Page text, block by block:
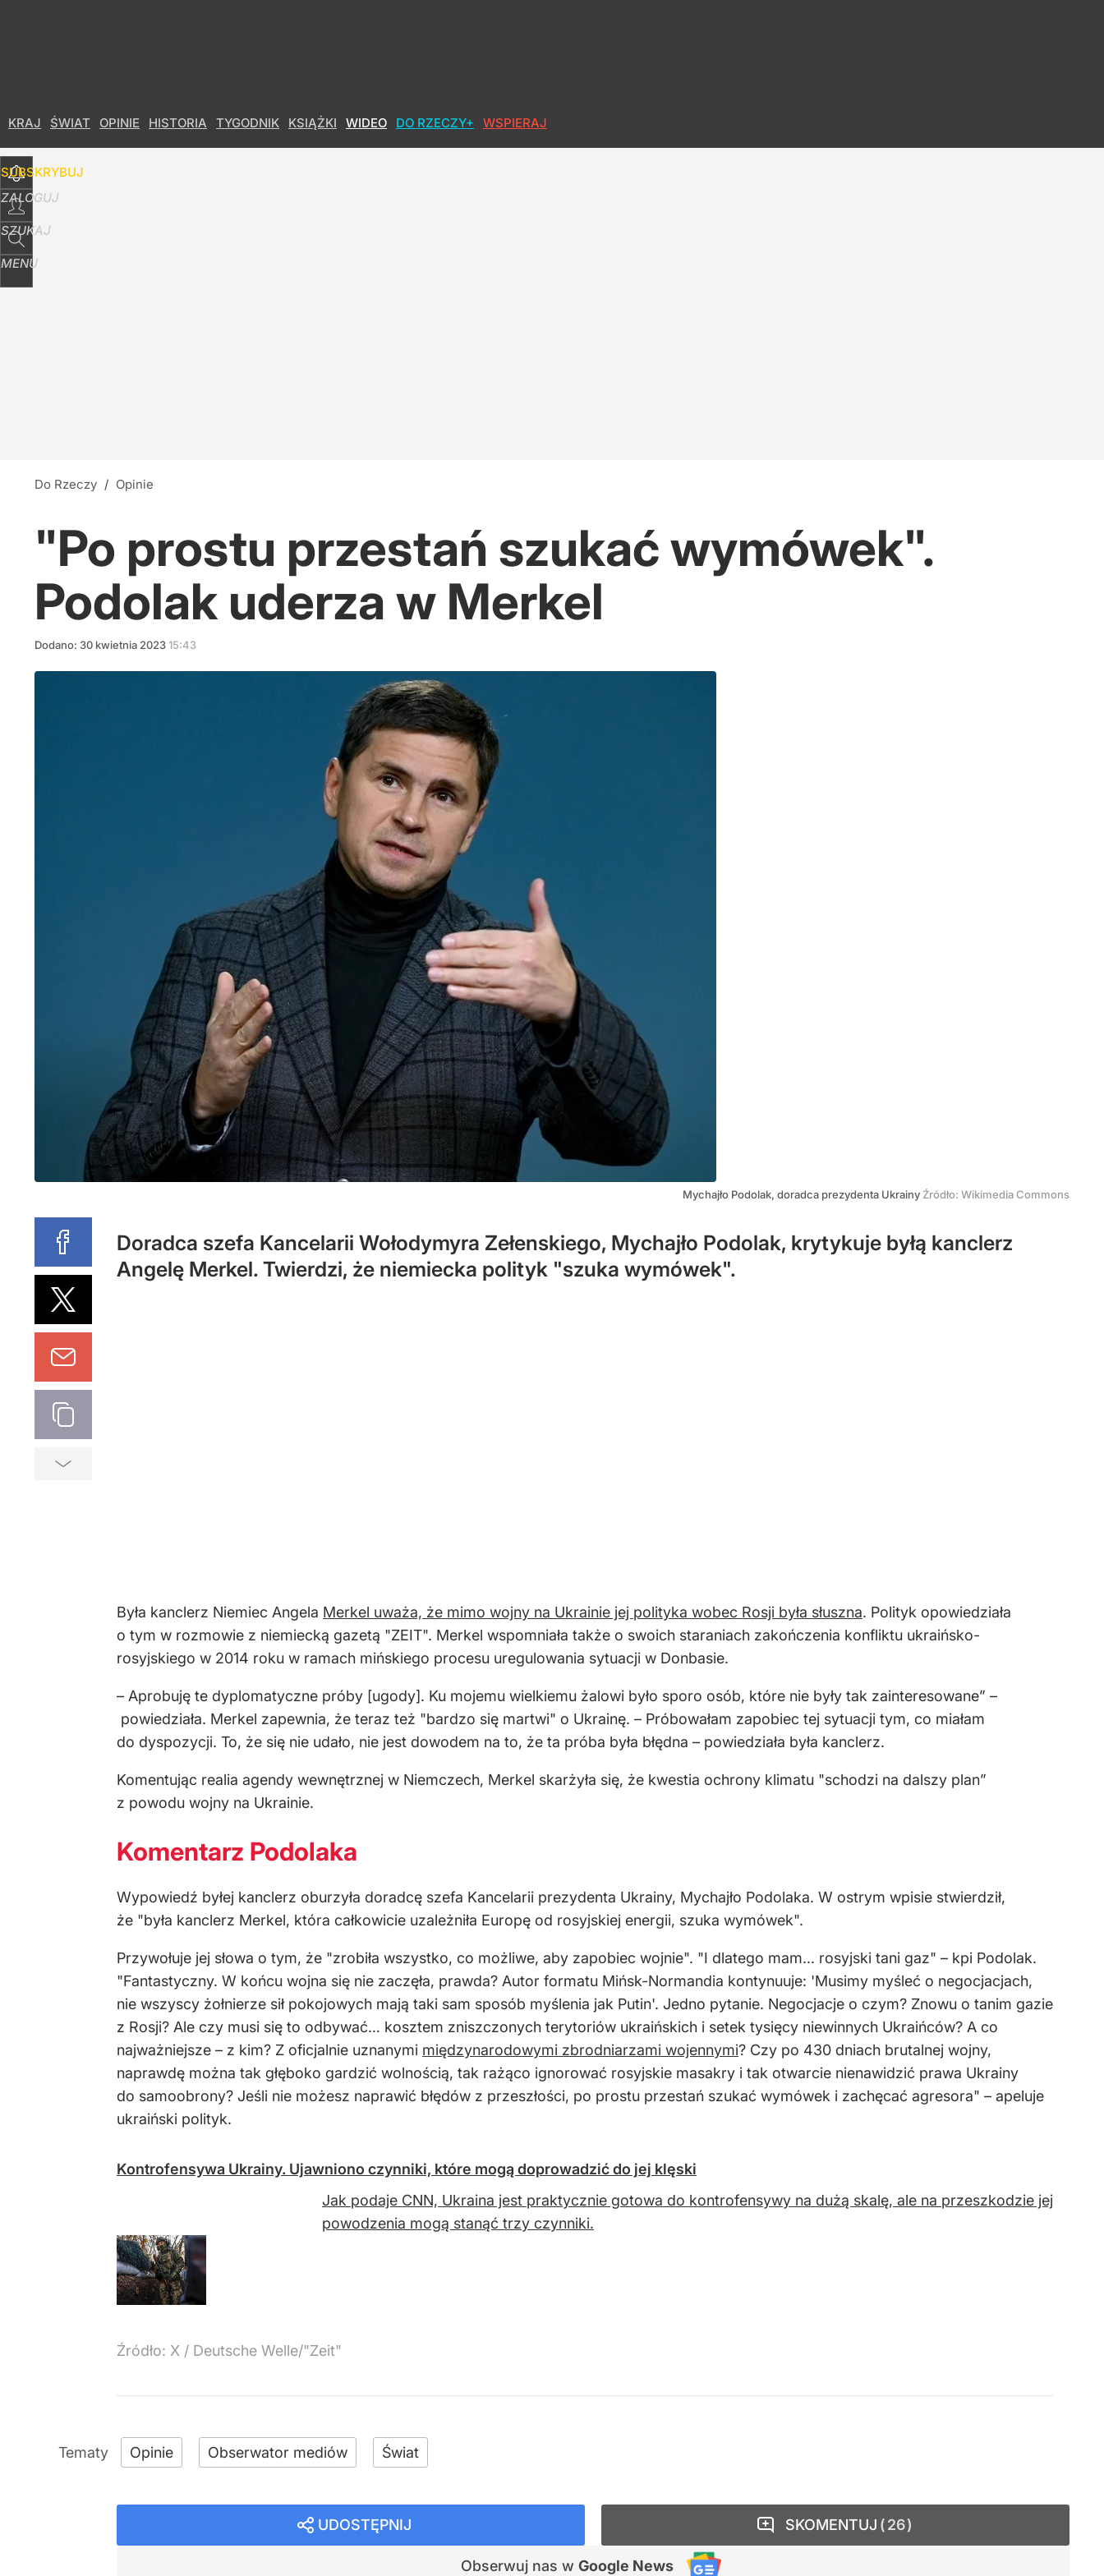
KRAJ ŚWIAT OPINIE HISTORIA TYGODNIK KSIĄŻKI WIDEO DO RZECZY+ WSPIERAJ
SUBSKRYBUJ
ZALOGUJ
SZUKAJ
MENU
Do Rzeczy / Opinie
"Po prostu przestań szukać wymówek".
Podolak uderza w Merkel
Dodano: 30 kwietnia 202315:43
Mychajło Podolak, doradca prezydenta Ukrainy Źródło: Wikimedia Commons
Doradca szefa Kancelarii Wołodymyra Zełenskiego, Mychajło Podolak, krytykuje byłą kanclerz
Angelę Merkel. Twierdzi, że niemiecka polityk "szuka wymówek".
Była kanclerz Niemiec Angela Merkel uważa, że mimo wojny na Ukrainie jej polityka wobec Rosji była słuszna. Polityk opowiedziała
o tym w rozmowie z niemiecką gazetą "ZEIT". Merkel wspomniała także o swoich staraniach zakończenia konfliktu ukraińsko-
rosyjskiego w 2014 roku w ramach mińskiego procesu uregulowania sytuacji w Donbasie.
– Aprobuję te dyplomatyczne próby [ugody]. Ku mojemu wielkiemu żalowi było sporo osób, które nie były tak zainteresowane” –
powiedziała. Merkel zapewnia, że teraz też "bardzo się martwi" o Ukrainę. – Próbowałam zapobiec tej sytuacji tym, co miałam
do dyspozycji. To, że się nie udało, nie jest dowodem na to, że ta próba była błędna – powiedziała była kanclerz.
Komentując realia agendy wewnętrznej w Niemczech, Merkel skarżyła się, że kwestia ochrony klimatu "schodzi na dalszy plan”
z powodu wojny na Ukrainie.
Komentarz Podolaka
Wypowiedź byłej kanclerz oburzyła doradcę szefa Kancelarii prezydenta Ukrainy, Mychajło Podolaka. W ostrym wpisie stwierdził,
że "była kanclerz Merkel, która całkowicie uzależniła Europę od rosyjskiej energii, szuka wymówek".
Przywołuje jej słowa o tym, że "zrobiła wszystko, co możliwe, aby zapobiec wojnie". "I dlatego mam... rosyjski tani gaz" – kpi Podolak.
"Fantastyczny. W końcu wojna się nie zaczęła, prawda? Autor formatu Mińsk-Normandia kontynuuje: 'Musimy myśleć o negocjacjach,
nie wszyscy żołnierze sił pokojowych mają taki sam sposób myślenia jak Putin'. Jedno pytanie. Negocjacje o czym? Znowu o tanim gazie
z Rosji? Ale czy musi się to odbywać… kosztem zniszczonych terytoriów ukraińskich i setek tysięcy niewinnych Ukraińców? A co
najważniejsze – z kim? Z oficjalnie uznanymi międzynarodowymi zbrodniarzami wojennymi? Czy po 430 dniach brutalnej wojny,
naprawdę można tak głęboko gardzić wolnością, tak rażąco ignorować rosyjskie masakry i tak otwarcie nienawidzić prawa Ukrainy
do samoobrony? Jeśli nie możesz naprawić błędów z przeszłości, po prostu przestań szukać wymówek i zachęcać agresora" – apeluje
ukraiński polityk.
Kontrofensywa Ukrainy. Ujawniono czynniki, które mogą doprowadzić do jej klęski
Jak podaje CNN, Ukraina jest praktycznie gotowa do kontrofensywy na dużą skalę, ale na przeszkodzie jej
powodzenia mogą stanąć trzy czynniki.
Źródło: X / Deutsche Welle/"Zeit"
Opinie Obserwator mediów Świat
UDOSTĘPNIJ
Obserwuj nas w Google News
SKOMENTUJ 26